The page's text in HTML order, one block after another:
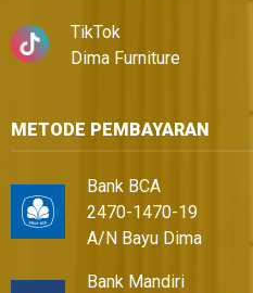
TikTok
Dima Furniture
METODE PEMBAYARAN
Bank BCA
2470-1470-19
A/N Bayu Dima
Bank Mandiri